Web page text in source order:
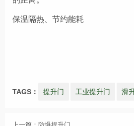
保温隔热、节约能耗
TAGS： 提升门 工业提升门 滑